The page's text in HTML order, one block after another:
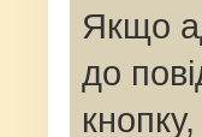
Якщо
до